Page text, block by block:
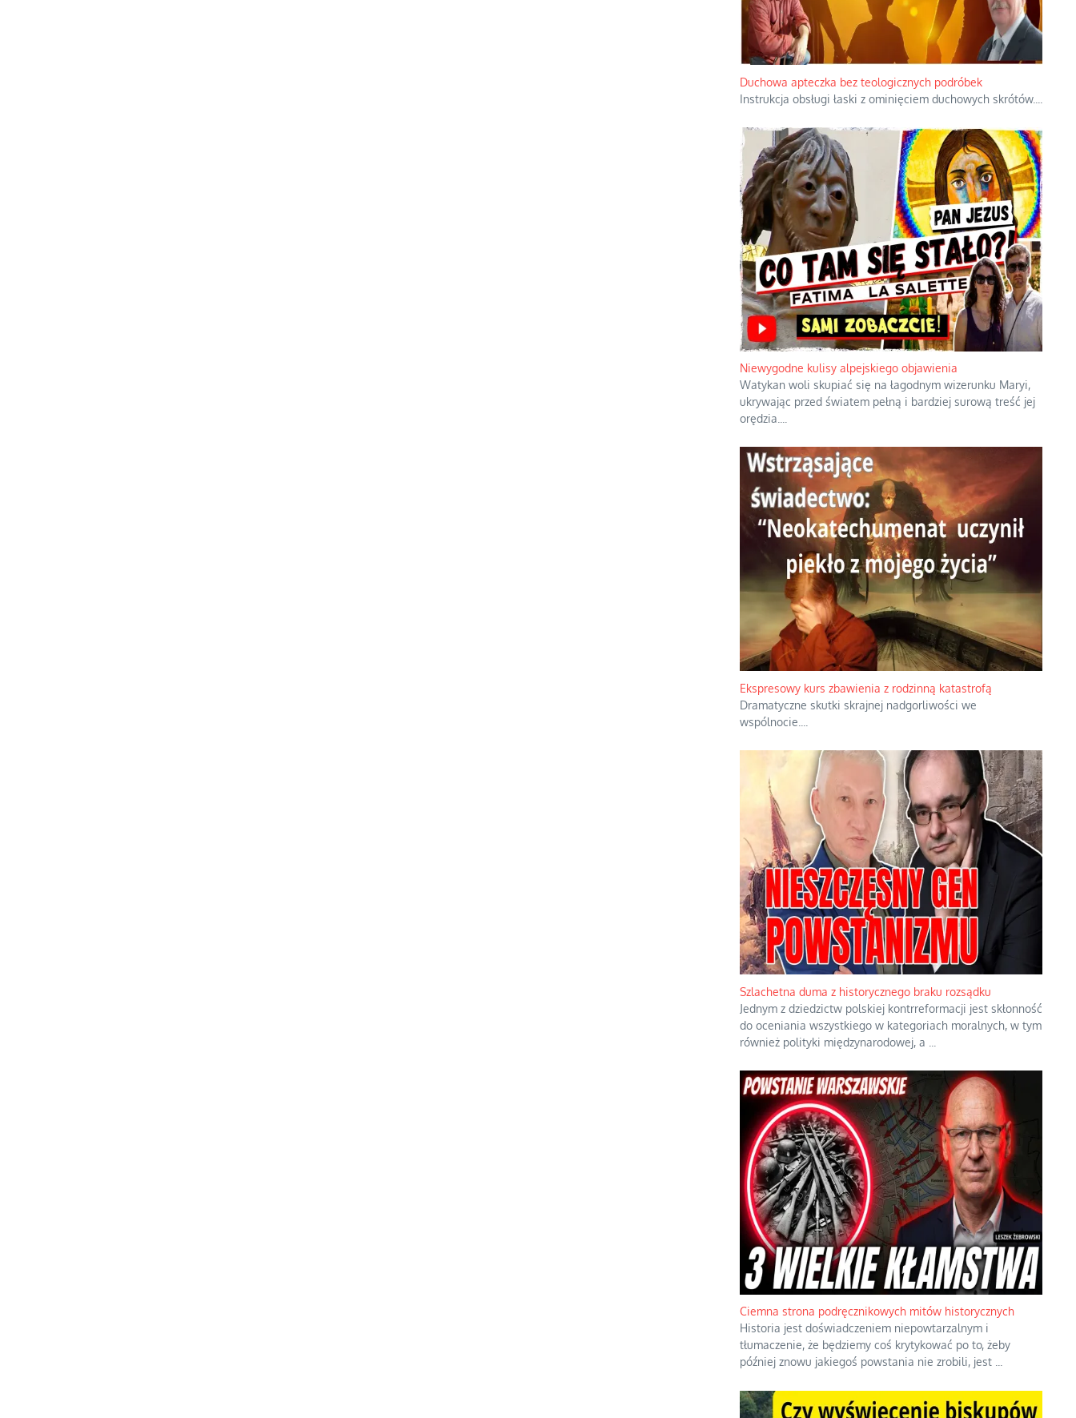
Duchowa apteczka bez teologicznych podróbek
Instrukcja obsługi łaski z ominięciem duchowych skrótów.
Niewygodne kulisy alpejskiego objawienia
Watykan woli skupiać się na łagodnym wizerunku Maryi,
ukrywając przed światem pełną i bardziej surową treść jej
orędzia.
Ekspresowy kurs zbawienia z rodzinną katastrofą
Dramatyczne skutki skrajnej nadgorliwości we
wspólnocie.
Szlachetna duma z historycznego braku rozsądku
Jednym z dziedzictw polskiej kontrreformacji jest skłonność
do oceniania wszystkiego w kategoriach moralnych, w tym
również polityki międzynarodowej, a
Ciemna strona podręcznikowych mitów historycznych
Historia jest doświadczeniem niepowtarzalnym i
tłumaczenie, że będziemy coś krytykować po to, żeby
później znowu jakiegoś powstania nie zrobili, jest